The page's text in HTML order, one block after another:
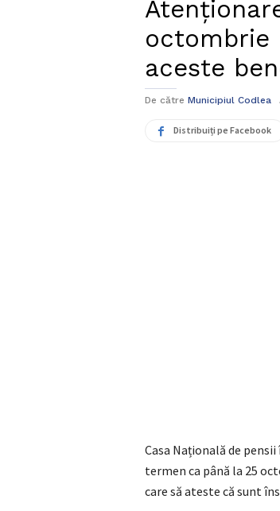
octombrie
aceste
De către Municipiul Codlea
Distribuiți pe Facebook
Casa Națională de
termen ca până la 25
care să ateste că sunt